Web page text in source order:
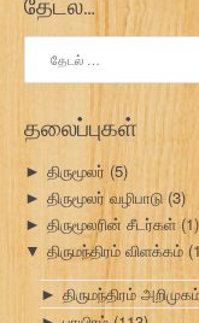
தேடு:
தலைப்புகள்
► திருமூலர் (5)
► திருமூலர் வழிபாடு (3)
► திருமூலரின் சீடர்கள்(1)
▼ திருமந்திரம் விளக்கம்
► திருமந்திரம்